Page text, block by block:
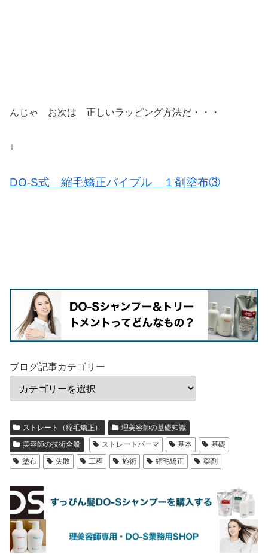
んじゃ お次は 正しいラッピング方法だ・・・
↓
DO-S式 縮毛矯正バイブル １剤塗布③
ブログ記事カテゴリー
ストレート（縮毛矯正）
理美容師の基礎知識
美容師の技術全般
ストレートパーマ 基本
基礎
塗布
失敗 工程 施術 縮毛矯正 薬剤